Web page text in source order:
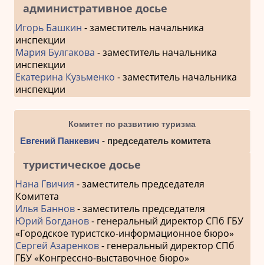
административное досье
Игорь Башкин - заместитель начальника
инспекции
Мария Булгакова - заместитель начальника
инспекции
Екатерина Кузьменко - заместитель начальника
инспекции
Комитет по развитию туризма
Евгений Панкевич - председатель комитета
туристическое досье
Нана Гвичия - заместитель председателя
Комитета
Илья Баннов- заместитель председателя
Юрий Богданов- генеральный директор СПб ГБУ
«Городское туристско-информационное бюро»
Сергей Азаренков- генеральный директор СПб
ГБУ «Конгрессно-выставочное бюро»